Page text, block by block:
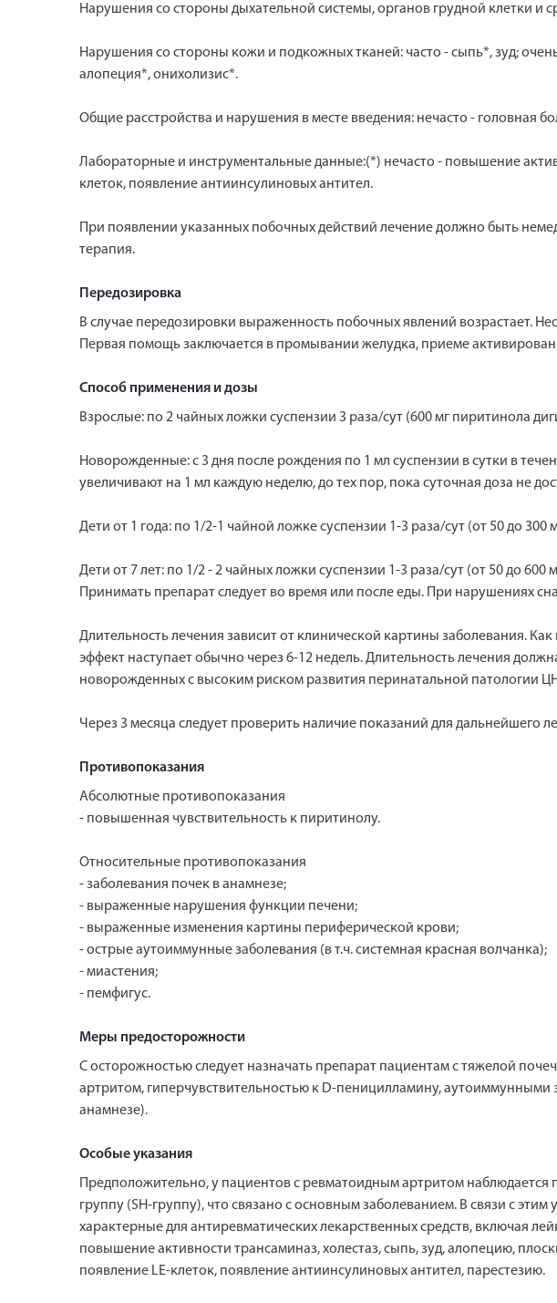
Нарушения со стороны дыхательной системы, органов грудной клетки и
Нарушения со стороны кожи и подкожных тканей: часто - сыпь*, зуд;
алопеция*, онихолизис*.
Общие расстройства и нарушения в месте введения: нечасто - головная
Лабораторные и инструментальные данные:(*) нечасто - повышение
клеток, появление антиинсулиновых антител.
При появлении указанных побочных действий лечение должно быть
терапия.
Передозировка
В случае передозировки выраженность побочных явлений возрастает.
Первая помощь заключается в промывании желудка, приеме
Способ применения и дозы
Взрослые: по 2 чайных ложки суспензии 3 раза/сут (600 мг пиритинола
Новорожденные: с 3 дня после рождения по 1 мл суспензии в сутки в
увеличивают на 1 мл каждую неделю, до тех пор, пока суточная доза не
Дети от 1 года: по 1/2-1 чайной ложке суспензии 1-3 раза/сут (от 50 до
Дети от 7 лет: по 1/2 - 2 чайных ложки суспензии 1-3 раза/сут (от 50 до
Принимать препарат следует во время или после еды. При нарушениях
Длительность лечения зависит от клинической картины заболевания.
эффект наступает обычно через 6-12 недель. Длительность лечения
новорожденных с высоким риском развития перинатальной патологии
Через 3 месяца следует проверить наличие показаний для дальнейшего
Противопоказания
Абсолютные противопоказания
- повышенная чувствительность к пиритинолу.
Относительные противопоказания
- заболевания почек в анамнезе;
- выраженные нарушения функции печени;
- выраженные изменения картины периферической крови;
- острые аутоиммунные заболевания (в т.ч. системная красная волчанка);
- миастения;
- пемфигус.
Меры предосторожности
С осторожностью следует назначать препарат пациентам с тяжелой
артритом, гиперчувствительностью к D-пеницилламину,
анамнезе).
Особые указания
Предположительно, у пациентов с ревматоидным артритом
группу (SH-группу), что связано с основным заболеванием. В связи с
характерные для антиревматических лекарственных средств, включая
повышение активности трансаминаз, холестаз, сыпь, зуд, алопецию,
появление LE-клеток, появление антиинсулиновых антител, парестезию.